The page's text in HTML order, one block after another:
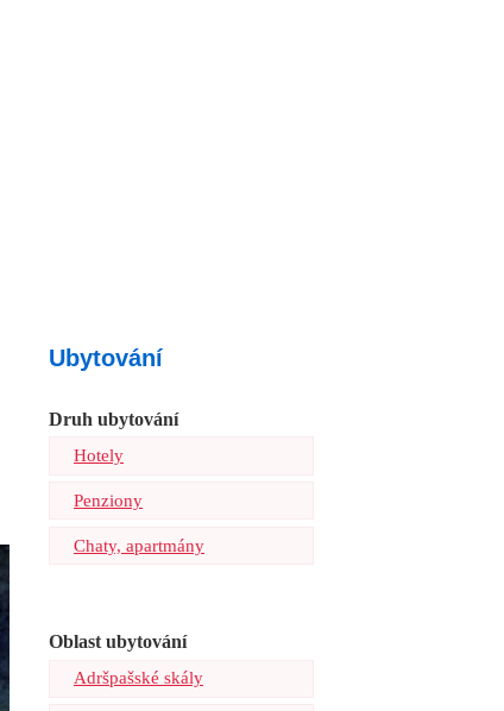
Ubytování
Druh ubytování
Hotely
Penziony
Chaty, apartmány
Oblast ubytování
Adršpašské skály